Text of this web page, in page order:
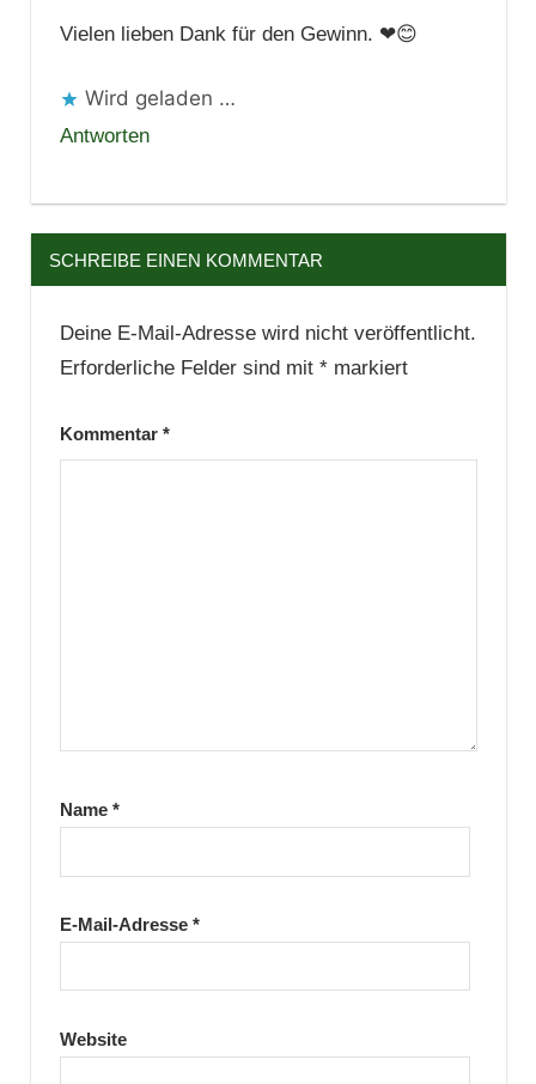
Vielen lieben Dank für den Gewinn. ❤😊
Wird geladen …
Antworten
SCHREIBE EINEN KOMMENTAR
Deine E-Mail-Adresse wird nicht veröffentlicht.
Erforderliche Felder sind mit *markiert
Kommentar *
Name *
E-Mail-Adresse *
Website